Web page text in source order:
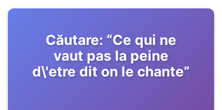
Căutare: “Ce qui ne
vaut pas la peine
d\'etre dit on le chante”